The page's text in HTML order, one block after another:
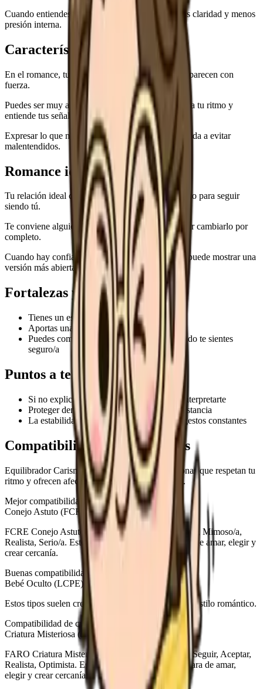
Cuando entiendes tu patrón, puedes amar con más claridad y menos
presión interna.
Características en el romance
En el romance, tu lado Realista y tu lado Serio/a aparecen con
fuerza.
Puedes ser muy atractivo/a cuando tu pareja respeta tu ritmo y
entiende tus señales.
Expresar lo que necesitas con palabras simples ayuda a evitar
malentendidos.
Romance ideal
Tu relación ideal combina calidez, respeto y espacio para seguir
siendo tú.
Te conviene alguien que valore tu estilo sin intentar cambiarlo por
completo.
Cuando hay confianza, Equilibrador Carismático puede mostrar una
versión más abierta y estable del amor.
Fortalezas y atractivo
Tienes un estilo romántico reconocible
Aportas una energía única a la relación
Puedes comprometerte con sinceridad cuando te sientes
seguro/a
Puntos a tener en cuenta
Si no explicas tus emociones, pueden malinterpretarte
Proteger demasiado tu ritmo puede crear distancia
La estabilidad también necesita pequeños gestos constantes
Compatibilidad con otros tipos
Equilibrador Carismático encaja mejor con personas que respetan tu
ritmo y ofrecen afecto sin presionarte demasiado.
Mejor compatibilidad
Conejo Astuto (FCRE)
FCRE Conejo Astuto combina las tendencias Seguir, Mimoso/a,
Realista, Serio/a. Este tipo muestra una forma clara de amar, elegir y
crear cercanía.
Buenas compatibilidades
Bebé Oculto (LCPE), Monstruo de Amor (FCPO)
Estos tipos suelen crear un equilibrio natural con tu estilo romántico.
Compatibilidad de crecimiento
Criatura Misteriosa (FARO)
FARO Criatura Misteriosa combina las tendencias Seguir, Aceptar,
Realista, Optimista. Este tipo muestra una forma clara de amar,
elegir y crear cercanía.